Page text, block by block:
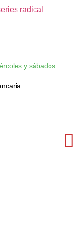
y sábados